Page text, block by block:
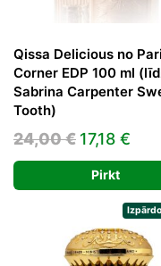
Qissa Delicious no
Corner EDP 100 ml
Sabrina Carpenter
Tooth)
24,00€ Original
price
was:
24,00 €.
17,18 €
is:
Pirkt